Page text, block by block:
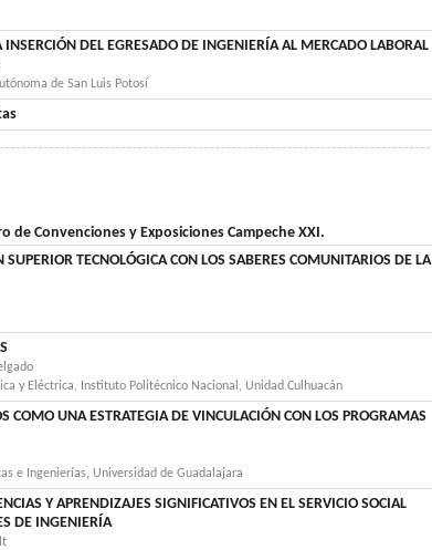
INSERCIÓN DEL EGRESADO DE INGENIERÍA AL MERCADO LABORAL
de San Luis Potosí
Convenciones y Exposiciones Campeche XXI.
TECNOLÓGICA CON LOS SABERES COMUNITARIOS DE LA
y Eléctrica, Instituto Politécnico Nacional, Unidad Culhuacán
COMO UNA ESTRATEGIA DE VINCULACIÓN CON LOS PROGRAMAS
e Ingenierías, Universidad de Guadalajara
Y APRENDIZAJES SIGNIFICATIVOS EN EL SERVICIO SOCIAL
DE INGENIERÍA